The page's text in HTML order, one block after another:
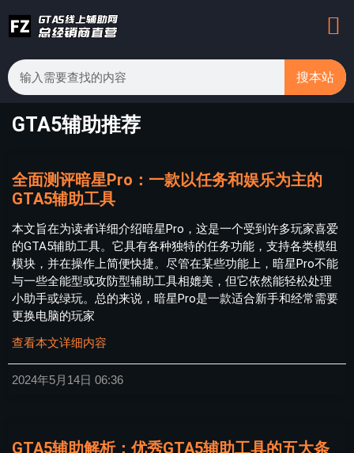
搜本站
GTA5辅助推荐
全面测评暗星Pro：一款以任务和娱乐为主的
GTA5辅助工具
本文旨在为读者详细介绍暗星Pro，这是一个受到许多玩家喜爱
的GTA5辅助工具。它具有各种独特的任务功能，支持各类模组
模块，并在操作上简便快捷。尽管在某些功能上，暗星Pro不能
与一些全能型或攻防型辅助工具相媲美，但它依然能轻松处理
小助手或绿玩。总的来说，暗星Pro是一款适合新手和经常需要
更换电脑的玩家
查看本文详细内容
2024年5月14日 06:36
GTA5辅助解析：优秀GTA5辅助工具的五大条